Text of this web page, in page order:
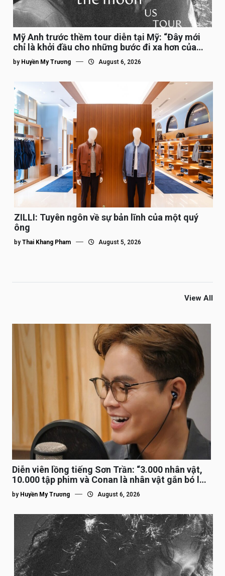
Mỹ Anh trước thềm tour diễn tại Mỹ: “Đây mới
chỉ là khởi đầu cho những bước đi xa hơn của
tôi”
by Huyền My Trương August 6, 2026
ZILLI: Tuyên ngôn về sự bản lĩnh của một quý
ông
by Thai Khang Pham August 5, 2026
View All
Diễn viên lồng tiếng Sơn Trần: “3.000 nhân vật,
10.000 tập phim và Conan là nhân vật gắn bó lâu
nhất”
by Huyền My Trương August 6, 2026